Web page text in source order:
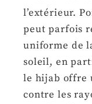
l’extérieur.
peut parfois
uniforme de
soleil, en
le hijab offre
contre les